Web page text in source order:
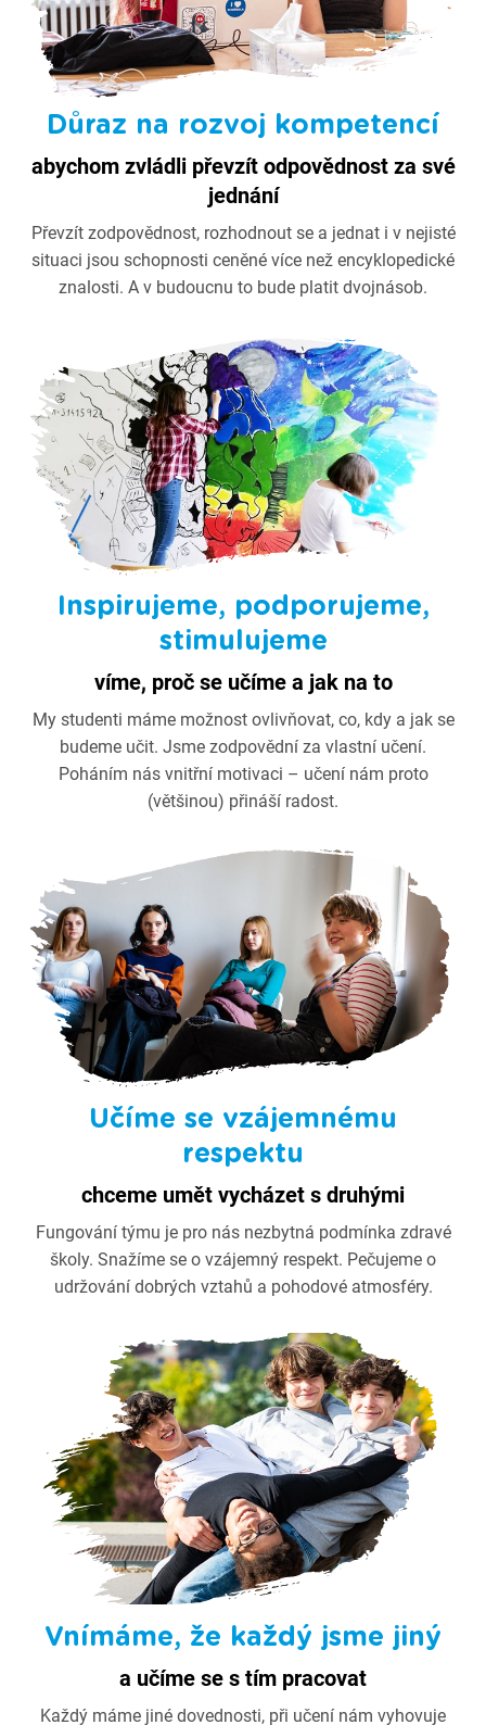
Důraz na rozvoj kompetencí
abychom zvládli převzít odpovědnost za své
jednání
Převzít zodpovědnost, rozhodnout se a jednat i v nejisté
situaci jsou schopnosti ceněné více než encyklopedické
znalosti. A v budoucnu to bude platit dvojnásob.
Inspirujeme, podporujeme,
stimulujeme
víme, proč se učíme a jak na to
My studenti máme možnost ovlivňovat, co, kdy a jak se
budeme učit. Jsme zodpovědní za vlastní učení.
Poháním nás vnitřní motivaci – učení nám proto
(většinou) přináší radost.
Učíme se vzájemnému
respektu
chceme umět vycházet s druhými
Fungování týmu je pro nás nezbytná podmínka zdravé
školy. Snažíme se o vzájemný respekt. Pečujeme o
udržování dobrých vztahů a pohodové atmosféry.
Vnímáme, že každý jsme jiný
a učíme se s tím pracovat
Každý máme jiné dovednosti, při učení nám vyhovuje